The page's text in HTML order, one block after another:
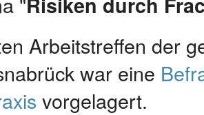
Arbeitstreffen der
war eine
vorgelagert.